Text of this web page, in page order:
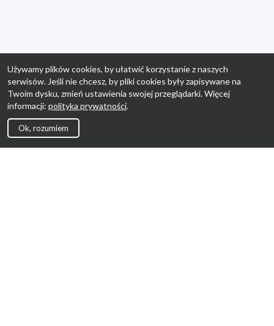
Używamy plików cookies, by ułatwić korzystanie z naszych
serwisów. Jeśli nie chcesz, by pliki cookies były zapisywane na
Twoim dysku, zmień ustawienia swojej przeglądarki. Więcej
informacji: polityka prywatności.
Ok, rozumiem